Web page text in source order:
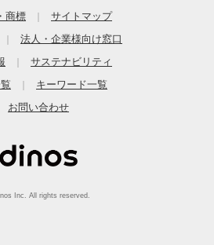
商標
｜
サイトマップ
｜
法人・企業様向け窓口
｜
サステナビリティ
｜
キーワード一覧
お問い合わせ
Inc. All rights reserved.